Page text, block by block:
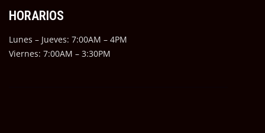
HORARIOS
Lunes – Jueves: 7:00AM – 4PM
Viernes: 7:00AM – 3:30PM